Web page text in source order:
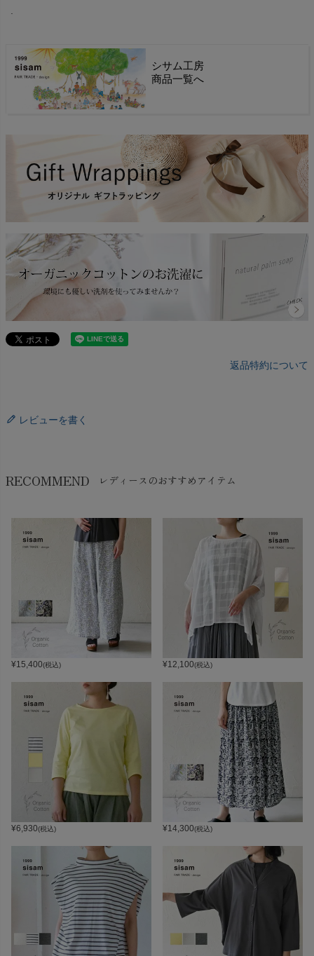
.
シサム工房
商品一覧へ
返品特約について
レビューを書く
RECOMMEND レディースのおすすめアイテム
¥15,400(税込) ¥12,100(税込)
¥6,930(税込) ¥14,300(税込)